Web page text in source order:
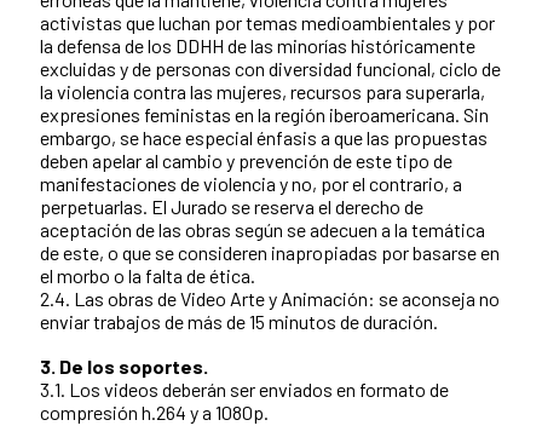
activistas que luchan por temas medioambientales y por
la defensa de los DDHH de las minorías históricamente
excluidas y de personas con diversidad funcional, ciclo de
la violencia contra las mujeres, recursos para superarla,
expresiones feministas en la región iberoamericana. Sin
embargo, se hace especial énfasis a que las propuestas
deben apelar al cambio y prevención de este tipo de
manifestaciones de violencia y no, por el contrario, a
perpetuarlas. El Jurado se reserva el derecho de
aceptación de las obras según se adecuen a la temática
de este, o que se consideren inapropiadas por basarse en
el morbo o la falta de ética.
2.4. Las obras de Video Arte y Animación: se aconseja no
enviar trabajos de más de 15 minutos de duración.
3. De los soportes.
3.1. Los videos deberán ser enviados en formato de
compresión h.264 y a 1080p.